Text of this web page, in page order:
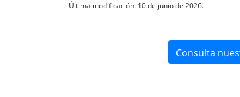
Última modificación: 10 de junio de 2026.
Consulta